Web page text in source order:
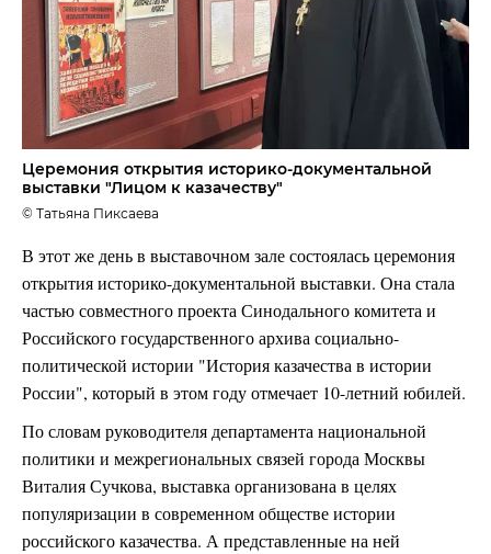
Церемония открытия историко-документальной
выставки "Лицом к казачеству"
© Татьяна Пиксаева
В этот же день в выставочном зале состоялась церемония
открытия историко-документальной выставки. Она стала
частью совместного проекта Синодального комитета и
Российского государственного архива социально-
политической истории "История казачества в истории
России", который в этом году отмечает 10-летний юбилей.
По словам руководителя департамента национальной
политики и межрегиональных связей города Москвы
Виталия Сучкова, выставка организована в целях
популяризации в современном обществе истории
российского казачества. А представленные на ней